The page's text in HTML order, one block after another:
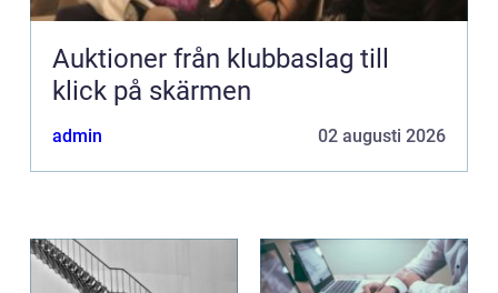
Auktioner från klubbaslag till
klick på skärmen
admin 02 augusti 2026